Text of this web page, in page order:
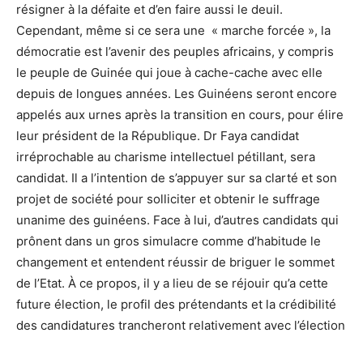
résigner à la défaite et d’en faire aussi le deuil.
Cependant, même si ce sera une « marche forcée », la
démocratie est l’avenir des peuples africains, y compris
le peuple de Guinée qui joue à cache-cache avec elle
depuis de longues années. Les Guinéens seront encore
appelés aux urnes après la transition en cours, pour élire
leur président de la République. Dr Faya candidat
irréprochable au charisme intellectuel pétillant, sera
candidat. Il a l’intention de s’appuyer sur sa clarté et son
projet de société pour solliciter et obtenir le suffrage
unanime des guinéens. Face à lui, d’autres candidats qui
prônent dans un gros simulacre comme d’habitude le
changement et entendent réussir de briguer le sommet
de l’Etat. À ce propos, il y a lieu de se réjouir qu’a cette
future élection, le profil des prétendants et la crédibilité
des candidatures trancheront relativement avec l’élection